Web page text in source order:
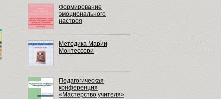
Формирование
эмоционального
настроя
Методика Марии
Монтессори
Педагогическая
конференция
«Мастерство учителя»